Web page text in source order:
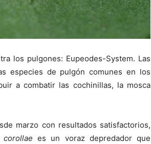
los pulgones: Eupeodes-System. Las
especies de pulgón comunes en los
a combatir las cochinillas, la mosca
marzo con resultados satisfactorios,
corollae es un voraz depredador que